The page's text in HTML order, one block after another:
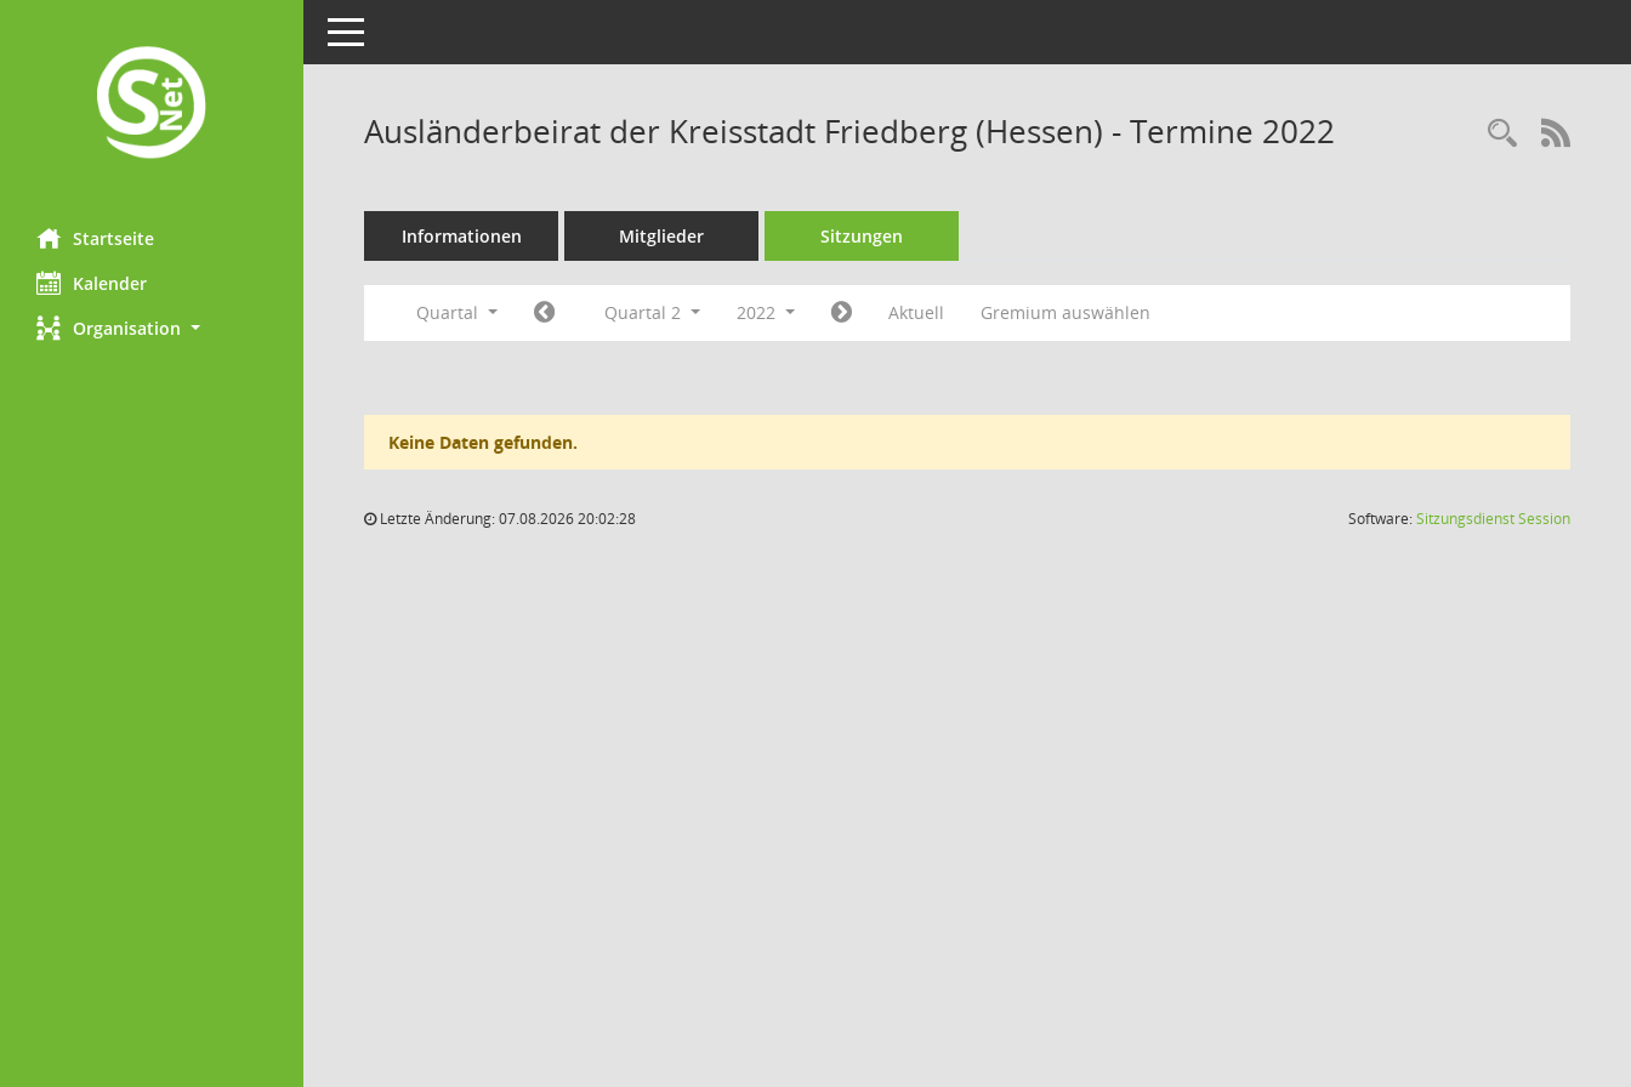
Startseite
Kalender
Organisation
Toggle navigation
Ausländerbeirat der Kreisstadt Friedberg (Hessen) - Termine 2022
Informationen Mitglieder Sitzungen
Quartal Quartal 2 2022 Aktuell Gremium auswählen
Keine Daten gefunden.
Letzte Änderung: 07.08.2026 20:02:28 Software:SitzungsdienstSession(Wird in